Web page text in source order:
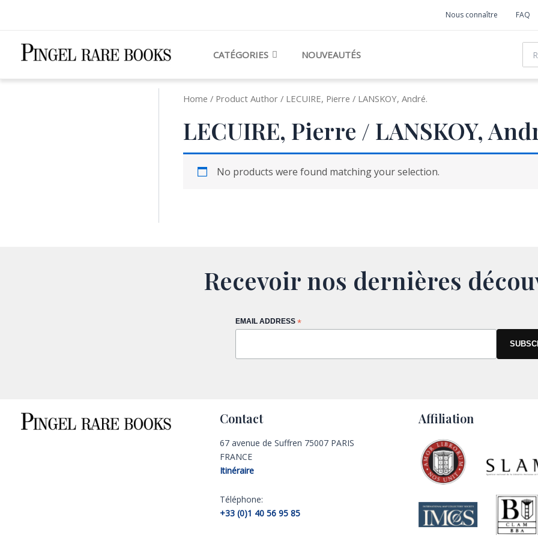
Nous connaître FAQ
CATÉGORIES NOUVEAUTÉS
Home / Product Author / LECUIRE, Pierre / LANSKOY, André.
LECUIRE, Pierre / LANSKOY,
No products were found matching your selection.
Recevoir nos dernières
EMAIL ADDRESS *
Contact
67 avenue de Suffren 75007 PARIS
FRANCE
Itinéraire
Téléphone:
+33 (0)1 40 56 95 85
Affiliation